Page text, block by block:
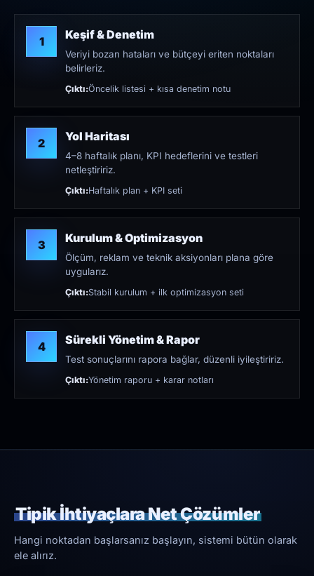
1 Keşif & Denetim
Veriyi bozan hataları ve bütçeyi eriten noktaları
belirleriz.
Çıktı:Öncelik listesi + kısa denetim notu
2 Yol Haritası
4–8 haftalık planı, KPI hedeflerini ve testleri
netleştiririz.
Çıktı:Haftalık plan + KPI seti
3 Kurulum & Optimizasyon
Ölçüm, reklam ve teknik aksiyonları plana göre
uygularız.
Çıktı:Stabil kurulum + ilk optimizasyon seti
4 Sürekli Yönetim & Rapor
Test sonuçlarını rapora bağlar, düzenli iyileştiririz.
Çıktı:Yönetim raporu + karar notları
Tipik İhtiyaçlara Net Çözümler
Hangi noktadan başlarsanız başlayın, sistemi bütün olarak
ele alırız.